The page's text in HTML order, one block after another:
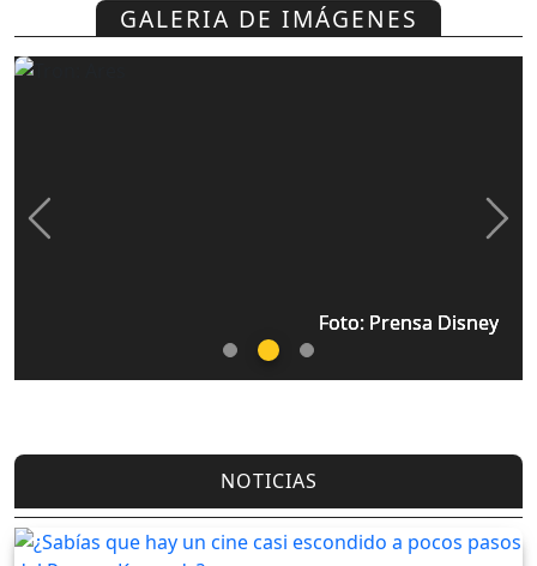
GALERIA DE IMÁGENES
Foto: Prensa Disney
Foto: Prensa Disney
Foto: Prensa Disney
Previous Next
NOTICIAS